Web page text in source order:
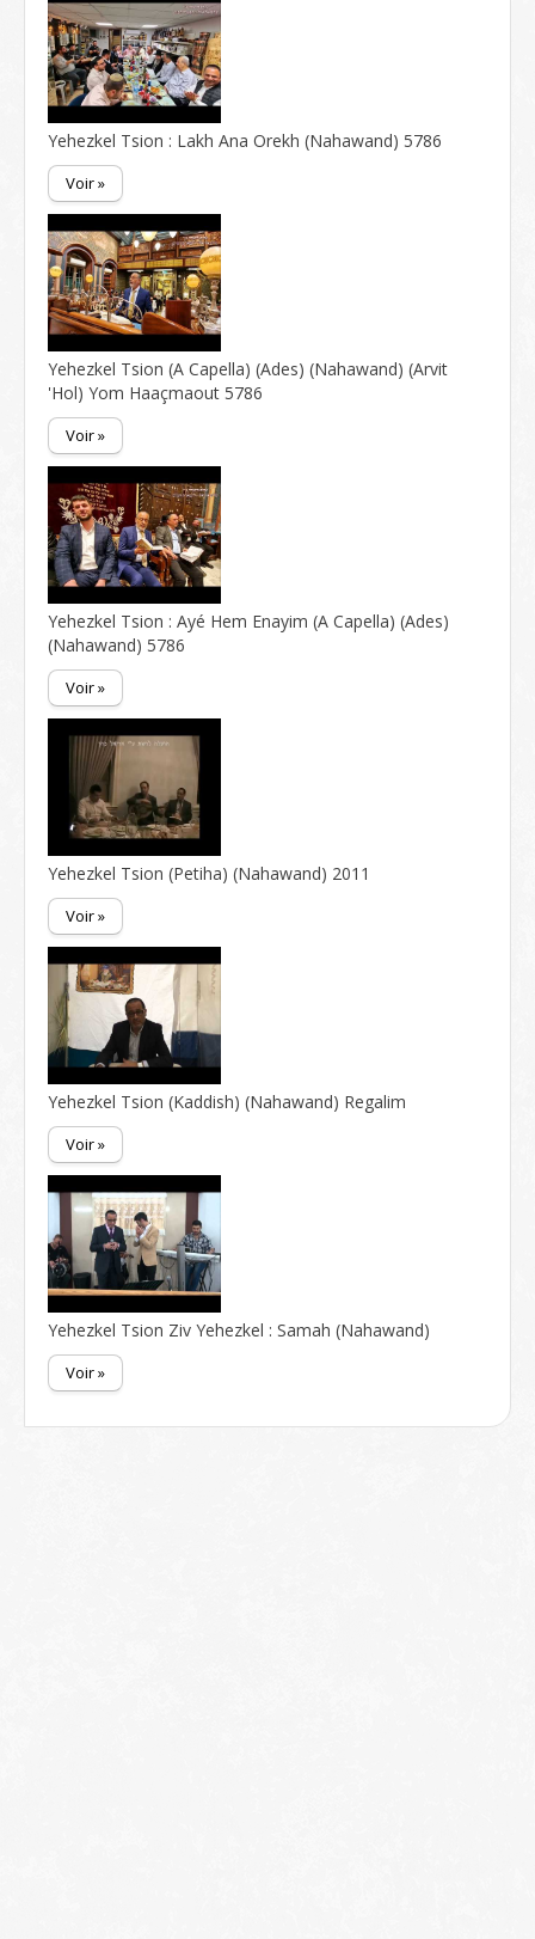
Yehezkel Tsion : Lakh Ana Orekh (Nahawand) 5786
Voir »
Yehezkel Tsion (A Capella) (Ades) (Nahawand) (Arvit
'Hol) Yom Haaçmaout 5786
Voir »
Yehezkel Tsion : Ayé Hem Enayim (A Capella) (Ades)
(Nahawand) 5786
Voir »
Yehezkel Tsion (Petiha) (Nahawand) 2011
Voir »
Yehezkel Tsion (Kaddish) (Nahawand) Regalim
Voir »
Yehezkel Tsion Ziv Yehezkel : Samah (Nahawand)
Voir »